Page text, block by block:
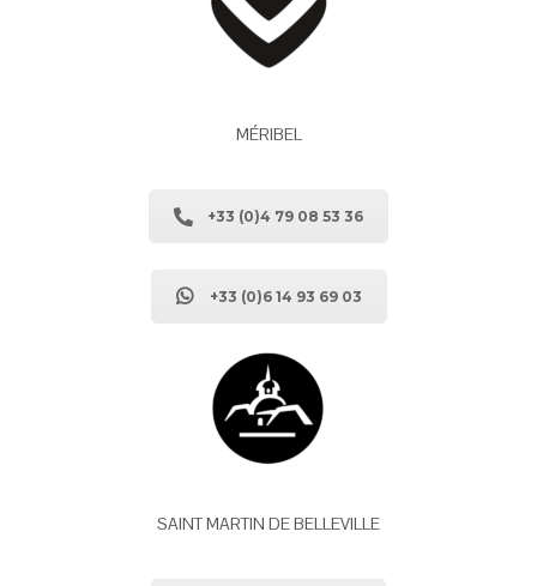
MÉRIBEL
+33 (0)4 79 08 53 36
+33 (0)6 14 93 69 03
SAINT MARTIN DE BELLEVILLE